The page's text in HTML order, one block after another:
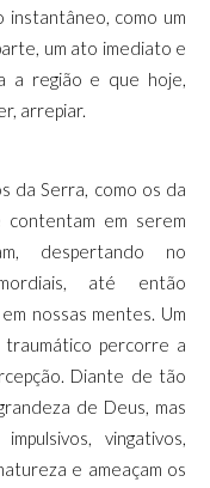
como um
um ato imediato e
a região e que hoje,
arrepiar.
da Serra, como os da
em serem
despertando no
até então
nossas mentes. Um
traumático percorre a
Diante de tão
de Deus, mas
vingativos,
e ameaçam os